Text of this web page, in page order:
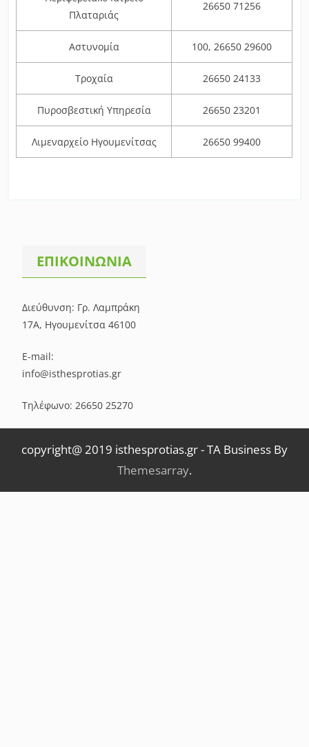
Πλαταριάς
26650 71256
Αστυνομία 100, 26650 29600
Τροχαία 26650 24133
Πυροσβεστική Υπηρεσία 26650 23201
Λιμεναρχείο Ηγουμενίτσας 26650 99400
ΕΠΙΚΟΙΝΩΝΙΑ
Διεύθυνση: Γρ. Λαμπράκη
17Α, Ηγουμενίτσα 46100
E-mail:
info@isthesprotias.gr
Τηλέφωνο: 26650 25270
copyright@ 2019 isthesprotias.gr-TA Business By
Themesarray.